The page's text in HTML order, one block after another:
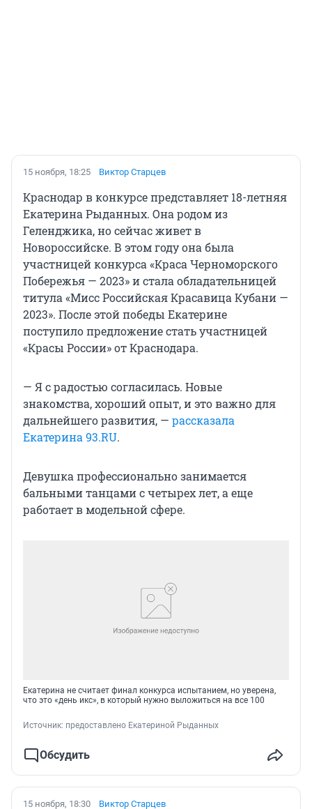
15 ноября, 18:25 Виктор Старцев
Краснодар в конкурсе представляет 18-летняя
Екатерина Рыданных. Она родом из
Геленджика, но сейчас живет в
Новороссийске. В этом году она была
участницей конкурса «Краса Черноморского
Побережья — 2023» и стала обладательницей
титула «Мисс Российская Красавица Кубани —
2023». После этой победы Екатерине
поступило предложение стать участницей
«Красы России» от Краснодара.
— Я с радостью согласилась. Новые
знакомства, хороший опыт, и это важно для
дальнейшего развития, — рассказала
Екатерина 93.RU.
Девушка профессионально занимается
бальными танцами с четырех лет, а еще
работает в модельной сфере.
Екатерина не считает финал конкурса испытанием, но уверена,
что это «день икс», в который нужно выложиться на все 100
Источник: предоставлено Екатериной Рыданных
Обсудить
15 ноября, 18:30 Виктор Старцев